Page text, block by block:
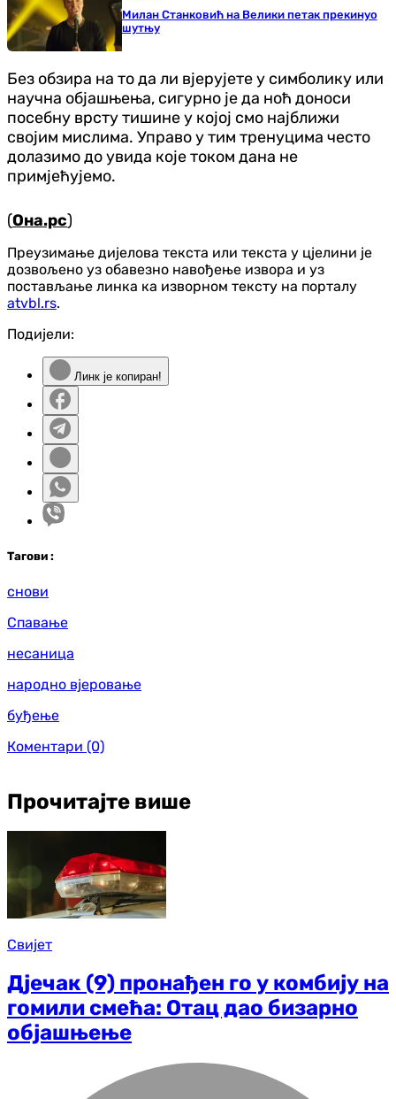
Милан Станковић на Велики петак прекинуо
шутњу
Без обзира на то да ли вјерујете у симболику или
научна објашњења, сигурно је да ноћ доноси
посебну врсту тишине у којој смо најближи
својим мислима. Управо у тим тренуцима често
долазимо до увида које током дана не
примјећујемо.
(Она.рс)
Преузимање дијелова текста или текста у цјелини је
дозвољено уз обавезно навођење извора и уз
постављање линка ка изворном тексту на порталу
atvbl.rs.
Подијели:
Линк је копиран!
Тагови :
снови
Спавање
несаница
народно вјеровање
буђење
Коментари (0)
Прочитајте више
Свијет
Дјечак (9) пронађен го у комбију на
гомили смећа: Отац дао бизарно
објашњење